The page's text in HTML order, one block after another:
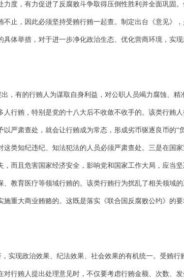
度，有力促进了反腐败斗争取得压倒性胜利并全面巩固
止，因此必须坚持受贿行贿一起查。制定出台《意见》
体举措，对于进一步净化政治生态、优化营商环境，实
，有的行贿人为谋取自身利益，对公职人员竭力腐蚀、精
行贿，特别是党的十八大后不收敛不收手的。该类行贿
严肃查处，就会让行贿成为常态，形成劣币驱逐良币的“
类知纪违纪、知法犯法的人员必须严肃查处。三是在国
而且危害国家经济安全，影响党和国家工作大局，应当
教育医疗等领域行贿的。该类行贿行为扰乱了相关领域
重大商业贿赂的。这既是落实《联合国反腐败公约》的
实现政治效果、纪法效果、社会效果的有机统一。受贿
行贿人提出处理意见时，不仅要考虑行贿金额、次数、